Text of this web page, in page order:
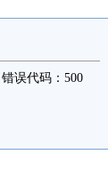
误代码：500